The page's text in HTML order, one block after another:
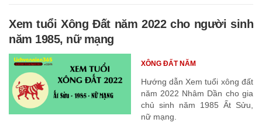
Xem tuổi Xông Đất năm 2022 cho người sinh
năm 1985, nữ mạng
Hướng dẫn Xem tuổi xông đất
năm 2022 Nhâm Dần cho gia
chủ sinh năm 1985 Ất Sửu,
nữ mạng.
XÔNG ĐẤT NĂM